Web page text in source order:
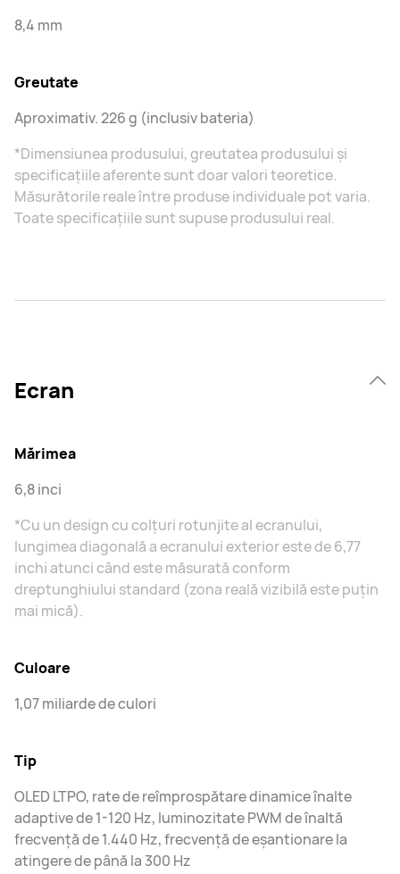
8,4 mm
Greutate
Aproximativ. 226 g (inclusiv bateria)
*Dimensiunea produsului, greutatea produsului și
specificațiile aferente sunt doar valori teoretice.
Măsurătorile reale între produse individuale pot varia.
Toate specificațiile sunt supuse produsului real.
Ecran
Mărimea
6,8 inci
*Cu un design cu colțuri rotunjite al ecranului,
lungimea diagonală a ecranului exterior este de 6,77
inchi atunci când este măsurată conform
dreptunghiului standard (zona reală vizibilă este puțin
mai mică).
Culoare
1,07 miliarde de culori
Tip
OLED LTPO, rate de reîmprospătare dinamice înalte
adaptive de 1-120 Hz, luminozitate PWM de înaltă
frecvență de 1.440 Hz, frecvență de eșantionare la
atingere de până la 300 Hz